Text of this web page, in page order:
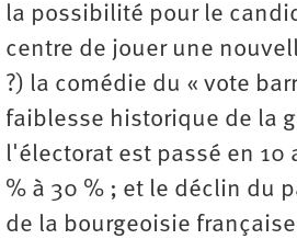
la possibilité pour le
centre de jouer une
?) la comédie du « vote
faiblesse historique de la
l'électorat est passé en 10
% à 30 % ; et le déclin du
de la bourgeoisie